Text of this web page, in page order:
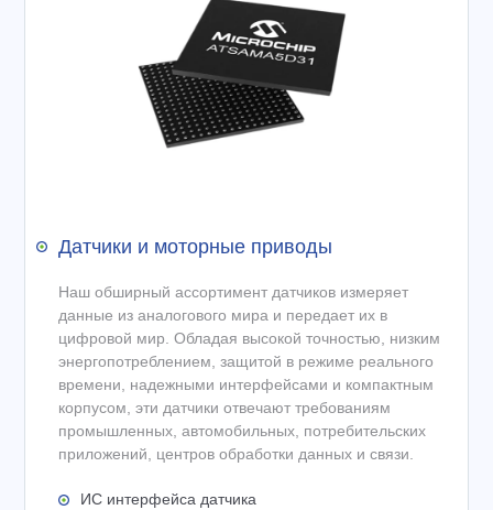
Датчики и моторные приводы
Наш обширный ассортимент датчиков измеряет
данные из аналогового мира и передает их в
цифровой мир. Обладая высокой точностью, низким
энергопотреблением, защитой в режиме реального
времени, надежными интерфейсами и компактным
корпусом, эти датчики отвечают требованиям
промышленных, автомобильных, потребительских
приложений, центров обработки данных и связи.
ИС интерфейса датчика